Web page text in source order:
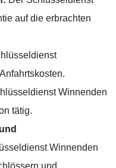
auf die erbrachten
Winnenden
tätig.
Winnenden
und